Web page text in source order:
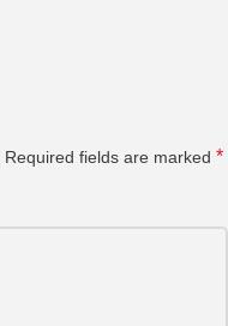
Required fields are marked *